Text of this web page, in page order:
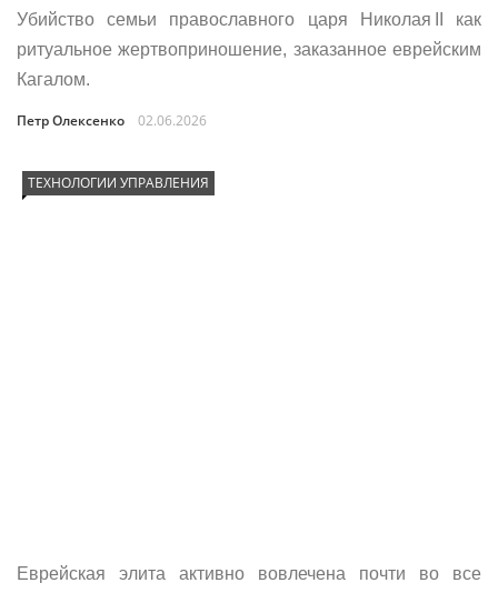
Убийство семьи православного царя Николая II как
ритуальное жертвоприношение, заказанное еврейским
Кагалом.
Петр Олексенко 02.06.2026
ТЕХНОЛОГИИ УПРАВЛЕНИЯ
Еврейская элита активно вовлечена почти во все